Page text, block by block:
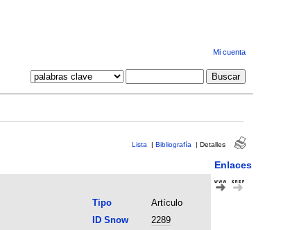
Mi cuenta
Lista | Bibliografía | Detalles
Enlaces
Tipo
Artículo
ID Snow
2289